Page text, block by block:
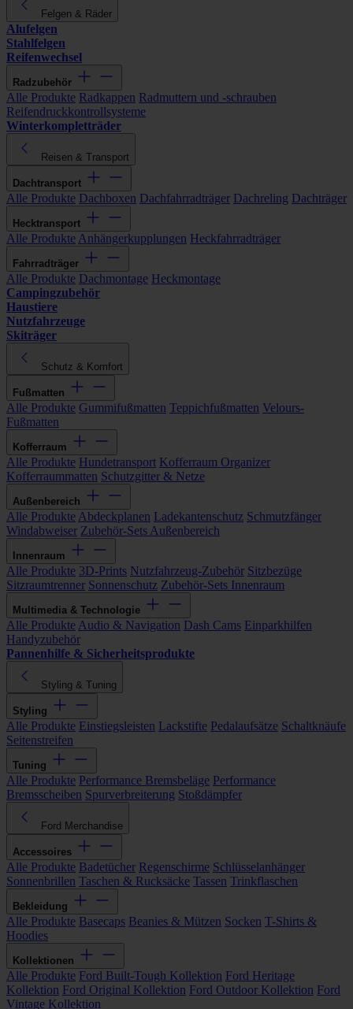
Felgen & Räder
Alufelgen
Stahlfelgen
Reifenwechsel
Radzubehör
Alle Produkte Radkappen Radmuttern und -schrauben
Reifendruckkontrollsysteme
Winterkompletträder
Reisen & Transport
Dachtransport
Alle Produkte Dachboxen Dachfahrradträger Dachreling Dachträger
Hecktransport
Alle Produkte Anhängerkupplungen Heckfahrradträger
Fahrradträger
Alle Produkte Dachmontage Heckmontage
Campingzubehör
Haustiere
Nutzfahrzeuge
Skiträger
Schutz & Komfort
Fußmatten
Alle Produkte Gummifußmatten Teppichfußmatten Velours-
Fußmatten
Kofferraum
Alle Produkte Hundetransport Kofferraum Organizer
Kofferraummatten Schutzgitter & Netze
Außenbereich
Alle Produkte Abdeckplanen Ladekantenschutz Schmutzfänger
Windabweiser Zubehör-Sets Außenbereich
Innenraum
Alle Produkte 3D-Prints Nutzfahrzeug-Zubehör Sitzbezüge
Sitzraumtrenner Sonnenschutz Zubehör-Sets Innenraum
Multimedia & Technologie
Alle Produkte Audio & Navigation Dash Cams Einparkhilfen
Handyzubehör
Pannenhilfe & Sicherheitsprodukte
Styling & Tuning
Styling
Alle Produkte Einstiegsleisten Lackstifte Pedalaufsätze Schaltknäufe
Seitenstreifen
Tuning
Alle Produkte Performance Bremsbeläge Performance
Bremsscheiben Spurverbreiterung Stoßdämpfer
Ford Merchandise
Accessoires
Alle Produkte Badetücher Regenschirme Schlüsselanhänger
Sonnenbrillen Taschen & Rucksäcke Tassen Trinkflaschen
Bekleidung
Alle Produkte Basecaps Beanies & Mützen Socken T-Shirts &
Hoodies
Kollektionen
Alle Produkte Ford Built-Tough Kollektion Ford Heritage
Kollektion Ford Original Kollektion Ford Outdoor Kollektion Ford
Vintage Kollektion